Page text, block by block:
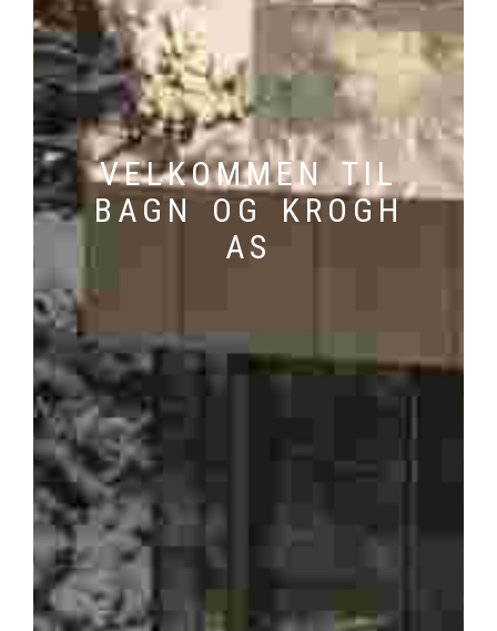
VELKOMMEN TIL
BAGN OG KROGH
AS